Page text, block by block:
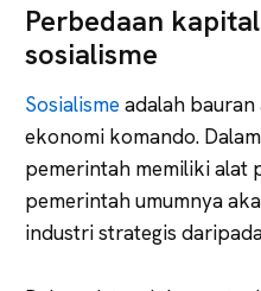
Perbedaan
sosialisme
Sosialismeadalah
ekonomi komando.
pemerintah memiliki alat
pemerintah umumnya
industri strategis